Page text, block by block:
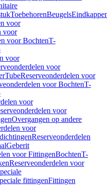
ToebehorenBeugels
voor
voor
voor BochtenT-
voor
voor
Reserveonderdelen voor
voor BochtenT-
voor
voor
Overgangen op andere
voor
Reserveonderdelen
Geberit
voor FittingenBochtenT-
Reserveonderdelen voor
fittingenFittingen